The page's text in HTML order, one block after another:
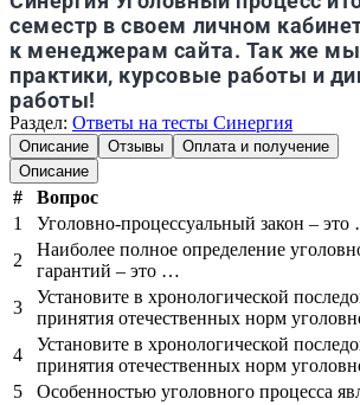
семестр в своем личном
к менеджерам сайта. Так же
практики, курсовые работы и
работы!
Раздел: Ответы на тесты Синергия
Описание Отзывы
Оплата и получение
Описание
#
Вопрос
1
Уголовно-процессуальный закон –
2
Наиболее полное определение
гарантий – это …
3
Установите в хронологической
принятия отечественных норм
4
Установите в хронологической
принятия отечественных норм
5
Особенностью уголовного процесса